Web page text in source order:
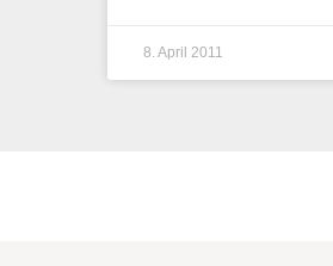
8. April 2011